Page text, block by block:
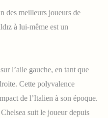
des meilleurs joueurs de
à lui-même est un
l’aile gauche, en tant que
Cette polyvalence
de l’Italien à son époque.
Chelsea suit le joueur depuis